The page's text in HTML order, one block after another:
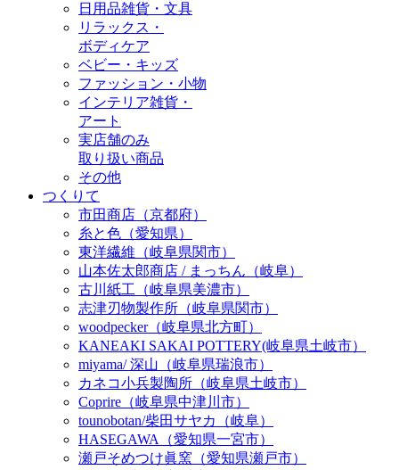
日用品雑貨・文具
リラックス・
ボディケア
ベビー・キッズ
ファッション・小物
インテリア雑貨・
アート
実店舗のみ
取り扱い商品
その他
つくりて
市田商店（京都府）
糸と色（愛知県）
東洋繊維（岐阜県関市）
山本佐太郎商店 / まっちん（岐阜）
古川紙工（岐阜県美濃市）
志津刃物製作所（岐阜県関市）
woodpecker（岐阜県北方町）
KANEAKI SAKAI POTTERY(岐阜県土岐市）
miyama/ 深山（岐阜県瑞浪市）
カネコ小兵製陶所（岐阜県土岐市）
Coprire（岐阜県中津川市）
tounobotan/柴田サヤカ（岐阜）
HASEGAWA（愛知県一宮市）
瀬戸そめつけ眞窯（愛知県瀬戸市）